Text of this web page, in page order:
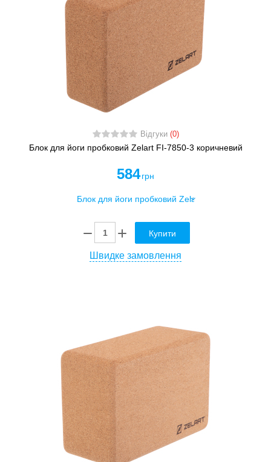
Відгуки (0)
Блок для йоги пробковий Zelart FI-7850-3 коричневий
584 грн
Купити
Швидке замовлення